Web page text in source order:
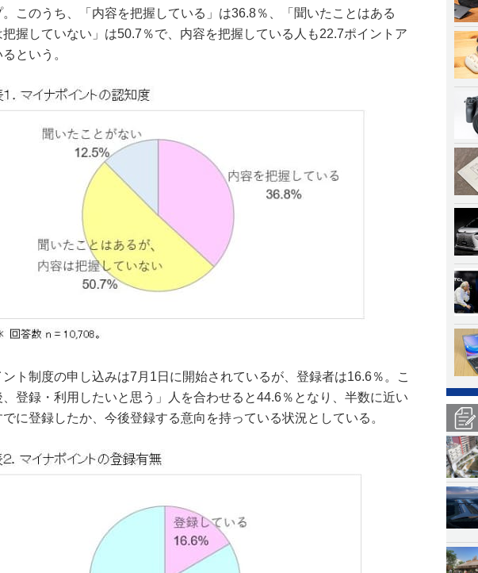
。このうち、「内容を把握している」は36.8％、「聞いたことはある
把握していない」は50.7％で、内容を把握している人も22.7ポイントア
という。
ト制度の申し込みは7月1日に開始されているが、登録者は16.6％。こ
、登録・利用したいと思う」人を合わせると44.6％となり、半数に近い
でに登録したか、今後登録する意向を持っている状況としている。